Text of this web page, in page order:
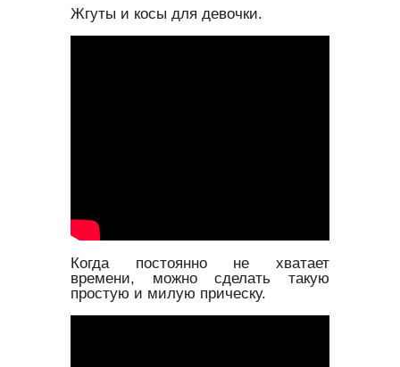
Жгуты и косы для девочки.
Когда постоянно не хватает
времени, можно сделать такую
простую и милую прическу.